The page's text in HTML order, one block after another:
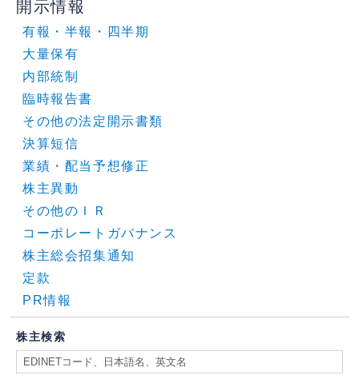
開示情報
有報・半報・四半期
大量保有
内部統制
臨時報告書
その他の法定開示書類
決算短信
業績・配当予想修正
株主異動
その他のＩＲ
コーポレートガバナンス
株主総会招集通知
定款
PR情報
株主検索